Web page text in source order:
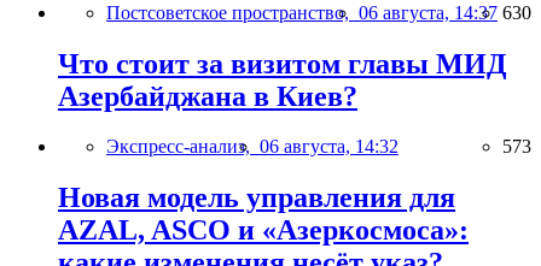
Постсоветское пространство, 06 августа, 14:37 630
Что стоит за визитом главы МИД
Азербайджана в Киев?
Экспресс-анализ, 06 августа, 14:32 573
Новая модель управления для
AZAL, ASCO и «Азеркосмоса»: